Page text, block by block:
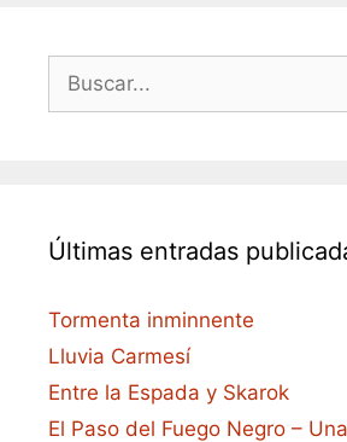
Buscar:
Últimas entradas
Tormenta inminnente
Lluvia Carmesí
Entre la Espada y Skarok
El Paso del Fuego Negro –